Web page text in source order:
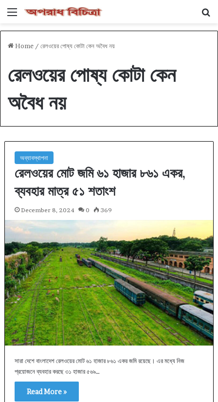
Menu
Home / রেলওয়ের পোষ্য কোটা কেন অবৈধ নয়
রেলওয়ের পোষ্য কোটা কেন
অবৈধ নয়
অব্যাবস্থাপনা
রেলওয়ের মোট জমি ৬১ হাজার ৮৬১ একর,
ব্যবহার মাত্র ৫১ শতাংশ
December 8, 2024 0 369
সারা দেশে বাংলাদেশ রেলওয়ের মোট ৬১ হাজার ৮৬১ একর জমি রয়েছে। এর মধ্যে নিজ
প্রয়োজনে ব্যবহার করছে ৩১ হাজার ৫৬৯…
Read More »